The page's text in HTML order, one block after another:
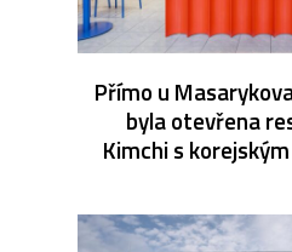
Přímo u
byla otevřena
Kimchi s